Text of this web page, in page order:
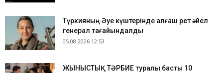
Түркияның Әуе күштерінде алғаш рет әйел
генерал тағайындалды
05.08.2026 12:53
ЖЫНЫСТЫҚ ТӘРБИЕ туралы басты 10